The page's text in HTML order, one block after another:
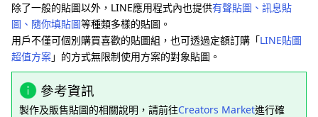
除了一般的貼圖以外，LINE應用程式內也提供有聲貼圖、訊息貼
圖、隨你填貼圖等種類多樣的貼圖。
用戶不僅可個別購買喜歡的貼圖組，也可透過定額訂購「LINE貼圖
超值方案」的方式無限制使用方案的對象貼圖。
參考資訊
製作及販售貼圖的相關說明，請前往Creators Market進行確